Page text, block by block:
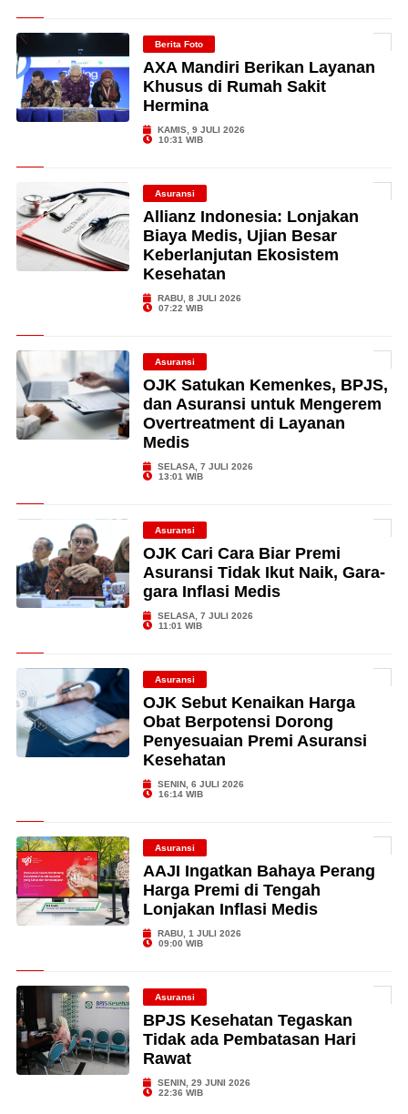
Berita Foto
AXA Mandiri Berikan Layanan
Khusus di Rumah Sakit
Hermina
KAMIS, 9 JULI 2026
10:31 WIB
Asuransi
Allianz Indonesia: Lonjakan
Biaya Medis, Ujian Besar
Keberlanjutan Ekosistem
Kesehatan
RABU, 8 JULI 2026
07:22 WIB
Asuransi
OJK Satukan Kemenkes, BPJS,
dan Asuransi untuk Mengerem
Overtreatment di Layanan
Medis
SELASA, 7 JULI 2026
13:01 WIB
Asuransi
OJK Cari Cara Biar Premi
Asuransi Tidak Ikut Naik, Gara-
gara Inflasi Medis
SELASA, 7 JULI 2026
11:01 WIB
Asuransi
OJK Sebut Kenaikan Harga
Obat Berpotensi Dorong
Penyesuaian Premi Asuransi
Kesehatan
SENIN, 6 JULI 2026
16:14 WIB
Asuransi
AAJI Ingatkan Bahaya Perang
Harga Premi di Tengah
Lonjakan Inflasi Medis
RABU, 1 JULI 2026
09:00 WIB
Asuransi
BPJS Kesehatan Tegaskan
Tidak ada Pembatasan Hari
Rawat
SENIN, 29 JUNI 2026
22:36 WIB